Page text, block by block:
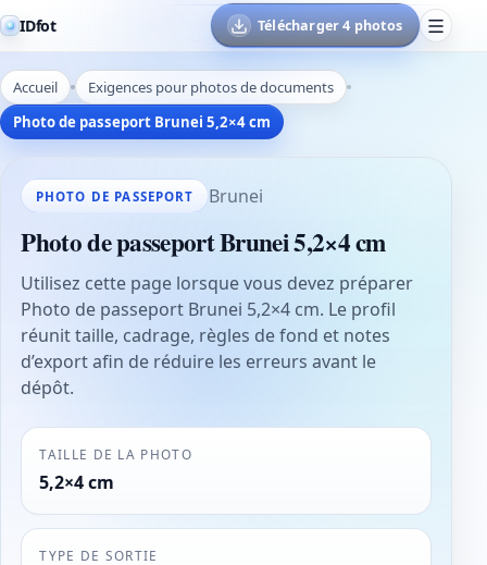
IDfot Télécharger 4 photos
Accueil
Exigences pour photos de documents
Photo de passeport Brunei 5,2×4 cm
PHOTO DE PASSEPORT Brunei
Photo de passeport Brunei 5,2×4 cm
Utilisez cette page lorsque vous devez préparer
Photo de passeport Brunei 5,2×4 cm. Le profil
réunit taille, cadrage, règles de fond et notes
d’export afin de réduire les erreurs avant le
dépôt.
TAILLE DE LA PHOTO
5,2×4 cm
TYPE DE SORTIE